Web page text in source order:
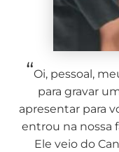
“Oi, pessoal,
para gravar
apresentar para
entrou na nossa
Ele veio do